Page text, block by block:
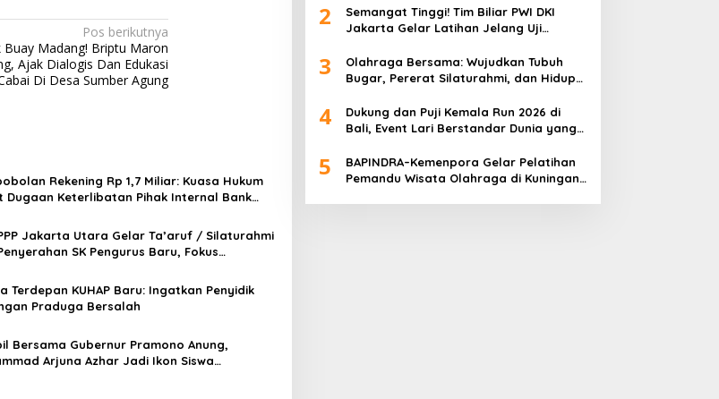
Pos berikutnya
Buay Madang! Briptu Maron
Ajak Dialogis Dan Edukasi
Di Desa Sumber Agung
Rekening Rp 1,7 Miliar: Kuasa Hukum
Dugaan Keterlibatan Pihak Internal Bank
Jakarta Utara Gelar Ta’aruf / Silaturahmi
SK Pengurus Baru, Fokus
Terdepan KUHAP Baru: Ingatkan Penyidik
Praduga Bersalah
Bersama Gubernur Pramono Anung,
Arjuna Azhar Jadi Ikon Siswa
2
Semangat Tinggi! Tim Biliar PWI DKI
Jakarta Gelar Latihan Jelang Uji
3
Olahraga Bersama: Wujudkan Tubuh
Bugar, Pererat Silaturahmi, dan Hidup
4
Dukung dan Puji Kemala Run 2026 di
Bali, Event Lari Berstandar Dunia yang
5
BAPINDRA–Kemenpora Gelar Pelatihan
Pemandu Wisata Olahraga di Kuningan